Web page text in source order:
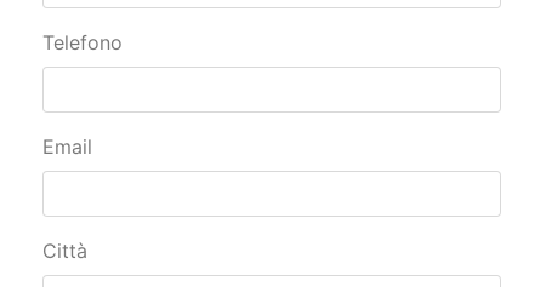
Telefono
Email
Città